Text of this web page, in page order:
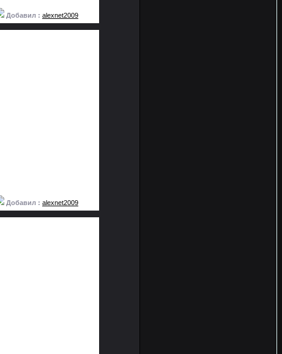
Добавил : alexnet2009
Добавил : alexnet2009